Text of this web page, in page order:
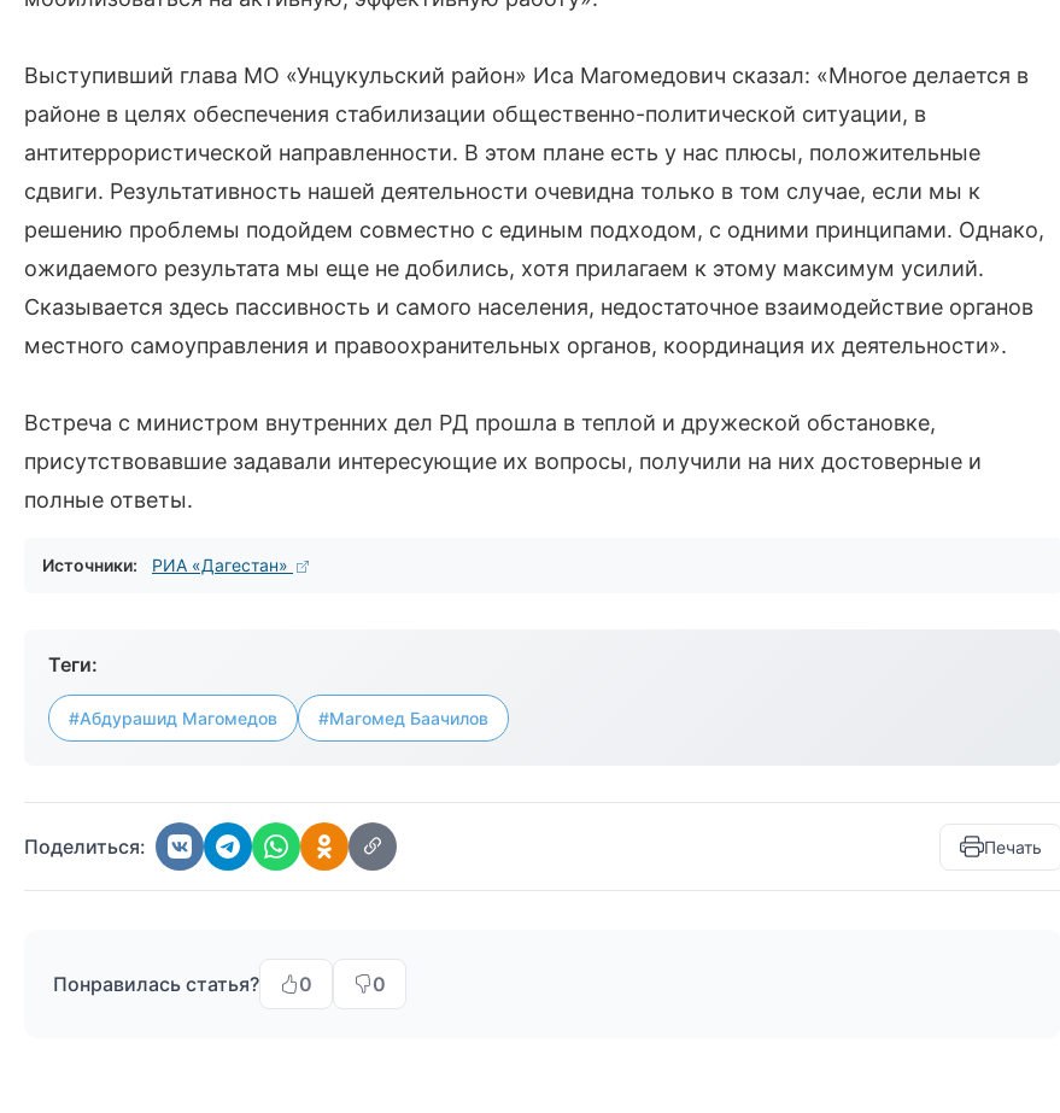
Выступивший глава МО «Унцукульский район» Иса Магомедович сказал: «Многое делается в
районе в целях обеспечения стабилизации общественно-политической ситуации, в
антитеррористической направленности. В этом плане есть у нас плюсы, положительные
сдвиги. Результативность нашей деятельности очевидна только в том случае, если мы к
решению проблемы подойдем совместно с единым подходом, с одними принципами. Однако,
ожидаемого результата мы еще не добились, хотя прилагаем к этому максимум усилий.
Сказывается здесь пассивность и самого населения, недостаточное взаимодействие органов
местного самоуправления и правоохранительных органов, координация их деятельности».
Встреча с министром внутренних дел РД прошла в теплой и дружеской обстановке,
присутствовавшие задавали интересующие их вопросы, получили на них достоверные и
полные ответы.
Источники: РИА «Дагестан»
Теги:
#Абдурашид Магомедов #Магомед Баачилов
Поделиться: Печать
Понравилась статья? 0 0